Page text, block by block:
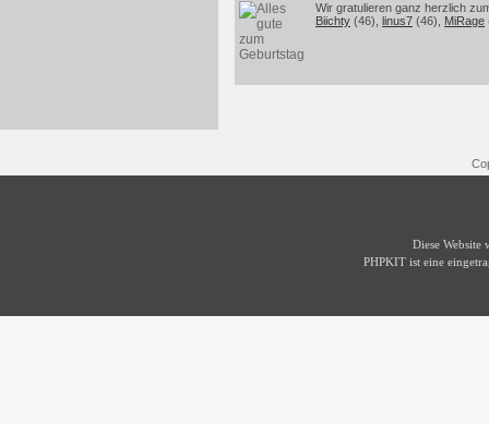
Wir gratulieren ganz herzlich
Biichty (46), linus7 (46), MiRage
Diese Website
PHPKIT ist eine